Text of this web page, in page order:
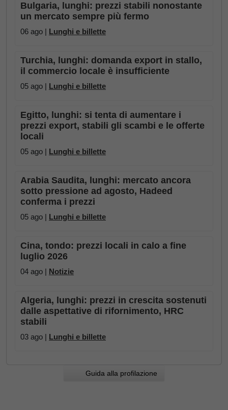
Bulgaria, lunghi: prezzi stabili nonostante
un mercato sempre più fermo
06 ago | Lunghi e billette
Turchia, lunghi: domanda export in stallo,
il commercio locale è insufficiente
05 ago | Lunghi e billette
Egitto, lunghi: si tenta di aumentare i
prezzi export, stabili gli scambi e le offerte
locali
05 ago | Lunghi e billette
Arabia Saudita, lunghi: mercato ancora
sotto pressione ad agosto, Hadeed
conferma i prezzi
05 ago | Lunghi e billette
Cina, tondo: prezzi locali in calo a fine
luglio 2026
04 ago | Notizie
Algeria, lunghi: prezzi in crescita sostenuti
dalle aspettative di rifornimento, HRC
stabili
03 ago | Lunghi e billette
Guida alla profilazione